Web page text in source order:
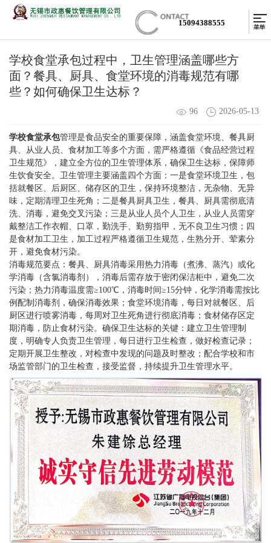
15094388555
学校食堂承包过程中，卫生管理涵盖哪些方
面？餐具、厨具、食堂环境的消毒规范有哪
些？如何确保卫生达标？
96 2026-05-13
学校食堂承包管理是食品安全的重要保障，涵盖食堂环境、餐具厨
具、从业人员、食材加工等多个方面，需严格遵循《食品经营过程
卫生规范》，建立全方位的卫生管理体系，确保卫生达标，保障师
生饮食安全。卫生管理主要涵盖四个方面：一是食堂环境卫生，包
括就餐区、后厨区、储存区的卫生，保持环境整洁，无杂物、无异
味，定期清理卫生死角；二是餐具厨具卫生，餐具、厨具需彻底清
洗、消毒，避免交叉污染；三是从业人员个人卫生，从业人员需穿
戴整洁工作衣帽、口罩，勤洗手、勤剪指甲，无不良卫生习惯；四
是食材加工卫生，加工过程严格遵循卫生规范，生熟分开、荤素分
开，避免食材污染。
消毒规范要点：餐具、厨具消毒采用热力消毒（煮沸、蒸汽）或化
学消毒（含氯消毒剂），消毒后需存放于密闭保洁柜中，避免二次
污染；热力消毒温度需≥100℃，消毒时间≥15分钟，化学消毒需按比
例配制消毒剂，确保消毒效果；食堂环境消毒，每日对就餐区、后
厨区进行喷雾消毒，每周对卫生死角进行彻底消毒；食材储存区定
期消毒，防止食材污染。确保卫生达标的关键：建立卫生管理制
度，明确专人负责卫生管理，每日进行卫生检查，做好检查记录；
定期开展卫生整改，对检查中发现的问题及时整改；配合学校和市
场监管部门的卫生检查，接受监督，持续提升卫生管理水平。